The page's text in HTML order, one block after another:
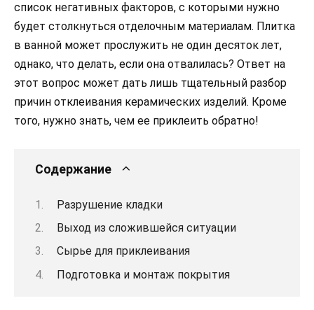
список негативных факторов, с которыми нужно
будет столкнуться отделочным материалам. Плитка
в ванной может прослужить не один десяток лет,
однако, что делать, если она отвалилась? Ответ на
этот вопрос может дать лишь тщательный разбор
причин отклеивания керамических изделий. Кроме
того, нужно знать, чем ее приклеить обратно!
Содержание
Разрушение кладки
Выход из сложившейся ситуации
Сырье для приклеивания
Подготовка и монтаж покрытия